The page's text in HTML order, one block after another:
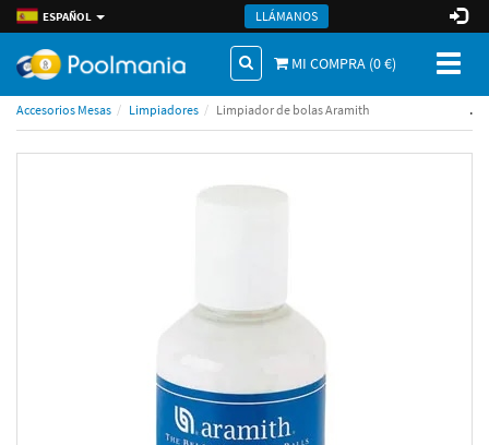
ESPAÑOL LLÁMANOS
MI COMPRA (0€)
Accesorios Mesas Limpiadores Limpiador de bolas Aramith .